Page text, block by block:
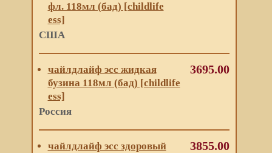
фл. 118мл (бад) [childlife
ess]
США
чайлдлайф эсс жидкая
бузина 118мл (бад) [childlife
ess]
Россия
3695.00
чайлдлайф эсс здоровый
3855.00